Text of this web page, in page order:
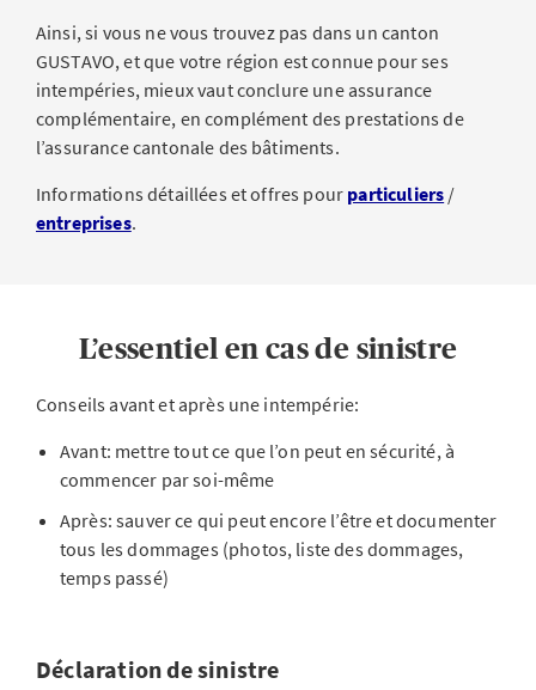
Ainsi, si vous ne vous trouvez pas dans un canton
GUSTAVO, et que votre région est connue pour ses
intempéries, mieux vaut conclure une assurance
complémentaire, en complément des prestations de
l’assurance cantonale des bâtiments.
Informations détaillées et offres pour particuliers /
entreprises.
L’essentiel en cas de sinistre
Conseils avant et après une intempérie:
Avant: mettre tout ce que l’on peut en sécurité, à
commencer par soi-même
Après: sauver ce qui peut encore l’être et documenter
tous les dommages (photos, liste des dommages,
temps passé)
Déclaration de sinistre